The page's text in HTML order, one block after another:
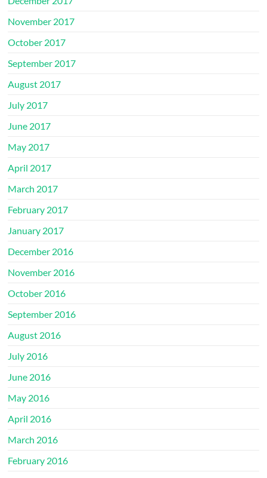
November 2017
October 2017
September 2017
August 2017
July 2017
June 2017
May 2017
April 2017
March 2017
February 2017
January 2017
December 2016
November 2016
October 2016
September 2016
August 2016
July 2016
June 2016
May 2016
April 2016
March 2016
February 2016